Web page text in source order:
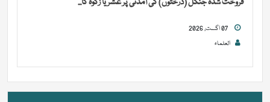
العلماء